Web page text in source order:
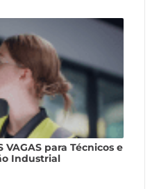
VAGAS para Técnicos e
Industrial